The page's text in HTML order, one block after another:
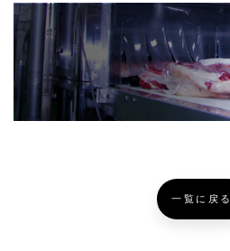
一覧に戻る